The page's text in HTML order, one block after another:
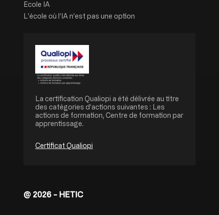
Ecole IA
L’école où l’IA n’est pas une option
Image
La certification Qualiopi a été délivrée au titre
des catégories d’actions suivantes : Les
actions de formation, Centre de formation par
apprentissage.
Certificat Qualiopi
@ 2026 - HETIC